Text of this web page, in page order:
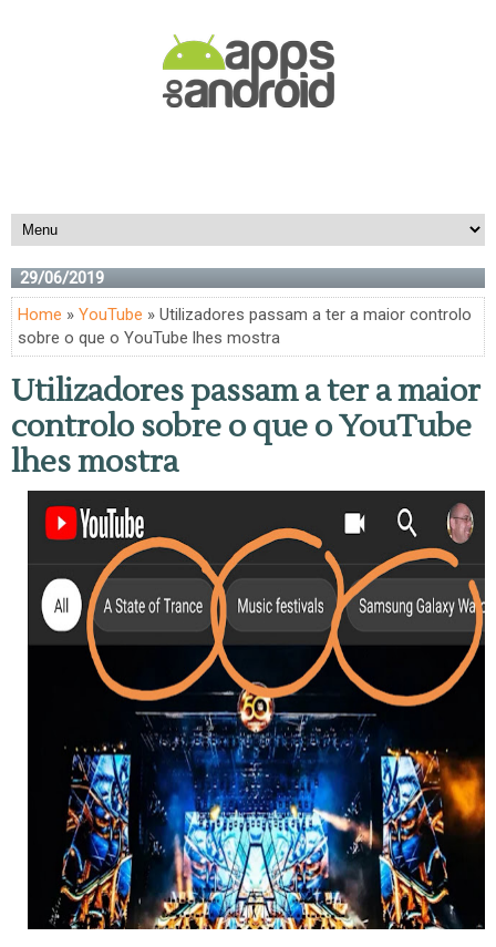
29/06/2019
Home » YouTube » Utilizadores passam a ter a maior controlo
sobre o que o YouTube lhes mostra
Utilizadores passam a ter a maior
controlo sobre o que o YouTube
lhes mostra